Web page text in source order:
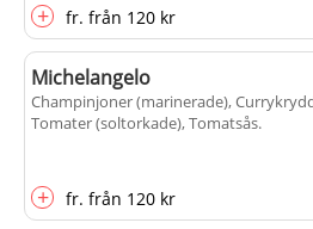
+ fr. från 120 kr
Michelangelo
Champinjoner (marinerade),
Tomater (soltorkade), Tomatsås.
+ fr. från 120 kr